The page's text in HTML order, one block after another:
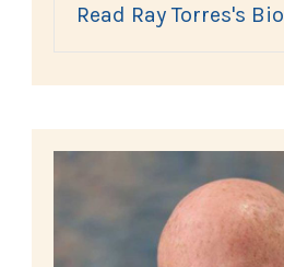
Read Ray Torres's Bio